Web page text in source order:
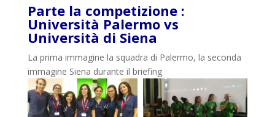
Parte la competizione :
Università Palermo vs
Università di Siena
La prima immagine la squadra di Palermo, la seconda
immagine Siena durante il briefing